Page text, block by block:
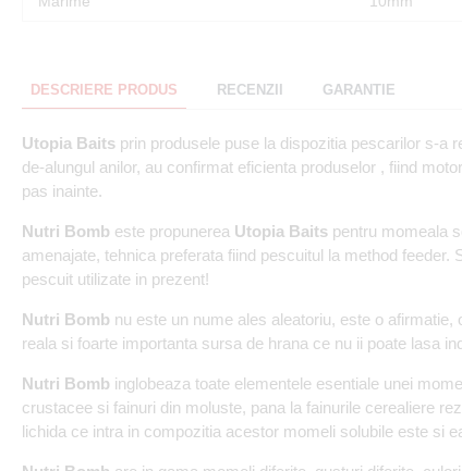
DESCRIERE PRODUS RECENZII GARANTIE
Utopia Baits prin produsele puse la dispozitia pescarilor s-a
de-alungul anilor, au confirmat eficienta produselor , fiind
pas inainte.
Nutri Bomb este propunerea Utopia Baits pentru momeala
amenajate, tehnica preferata fiind pescuitul la method
pescuit utilizate in prezent!
Nutri Bomb nu este un nume ales aleatoriu, este o
reala si foarte importanta sursa de hrana ce nu ii poate lasa
Nutri Bomb inglobeaza toate elementele esentiale unei
crustacee si fainuri din moluste, pana la fainurile cerealiere
lichida ce intra in compozitia acestor momeli solubile este si